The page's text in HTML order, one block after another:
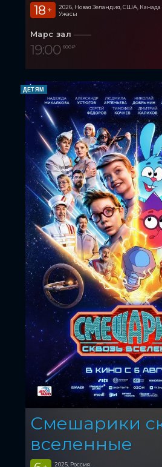
18 +
2026, Новая Зеландия, США, Канада
Ужасы
Марс зал
19:00 600 ₽
ДЕТЯМ
Смешарики
вселенные
2025, Россия